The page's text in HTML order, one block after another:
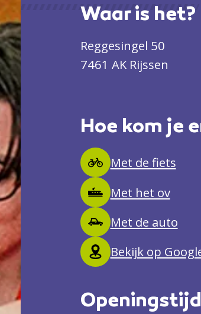
Waar is het?
Reggesingel 50
7461 AK Rijssen
Hoe kom je
Met de fiets
Met het ov
Met de auto
Bekijk op